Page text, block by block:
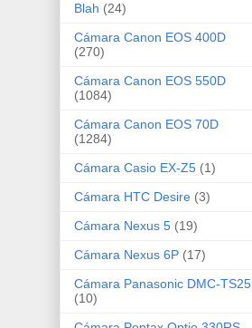
Blah (24)
Cámara Canon EOS 400D
(270)
Cámara Canon EOS 550D
(1084)
Cámara Canon EOS 70D
(1284)
Cámara Casio EX-Z5 (1)
Cámara HTC Desire (3)
Cámara Nexus 5 (19)
Cámara Nexus 6P (17)
Cámara Panasonic DMC-TS25
(10)